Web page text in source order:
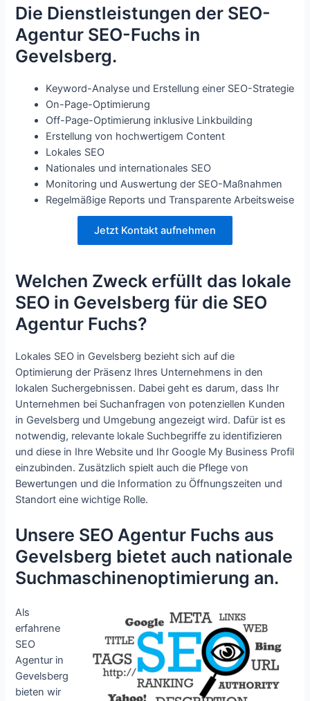
Die Dienstleistungen der SEO-
Agentur SEO-Fuchs in
Gevelsberg.
Keyword-Analyse und Erstellung einer SEO-Strategie
On-Page-Optimierung
Off-Page-Optimierung inklusive Linkbuilding
Erstellung von hochwertigem Content
Lokales SEO
Nationales und internationales SEO
Monitoring und Auswertung der SEO-Maßnahmen
Regelmäßige Reports und Transparente Arbeitsweise
Jetzt Kontakt aufnehmen
Welchen Zweck erfüllt das lokale
SEO in Gevelsberg für die SEO
Agentur Fuchs?
Lokales SEO in Gevelsberg bezieht sich auf die
Optimierung der Präsenz Ihres Unternehmens in den
lokalen Suchergebnissen. Dabei geht es darum, dass Ihr
Unternehmen bei Suchanfragen von potenziellen Kunden
in Gevelsberg und Umgebung angezeigt wird. Dafür ist es
notwendig, relevante lokale Suchbegriffe zu identifizieren
und diese in Ihre Website und Ihr Google My Business Profil
einzubinden. Zusätzlich spielt auch die Pflege von
Bewertungen und die Information zu Öffnungszeiten und
Standort eine wichtige Rolle.
Unsere SEO Agentur Fuchs aus
Gevelsberg bietet auch nationale
Suchmaschinenoptimierung an.
Als
erfahrene
SEO
Agentur in
Gevelsberg
bieten wir